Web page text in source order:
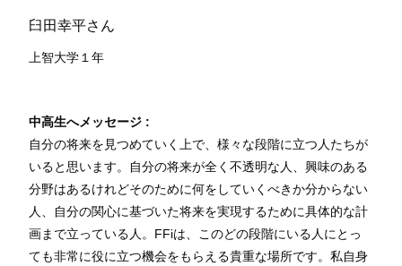
臼田幸平さん
上智大学１ 年
中高生へメッセージ :
自分の将来を見つめていく上で、様々な段階に立つ人たちが
いると思います。自分の将来が全く不透明な人、興味のある
分野はあるけれどそのために何をしていくべきか分からない
人、自分の関心に基づいた将来を実現するために具体的な計
画まで立っている人。FFiは、このどの段階にいる人にとっ
ても非常に役に立つ機会をもらえる貴重な場所です。私自身